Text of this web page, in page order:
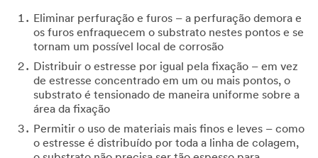
only.
Only
one
sample
per
qualified
customer.
will
Eliminar perfuração e furos – a perfuração demora e
os furos enfraquecem o substrato nestes pontos e se
tornam um possível local de corrosão
Distribuir o estresse por igual pela fixação – em vez
de estresse concentrado em um ou mais pontos, o
substrato é tensionado de maneira uniforme sobre a
área da fixação
Permitir o uso de materiais mais finos e leves – como
o estresse é distribuído por toda a linha de colagem,